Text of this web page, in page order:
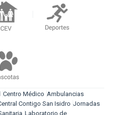
Centro Médico Ambulancias
Contigo San Isidro Jornadas
Laboratorio de